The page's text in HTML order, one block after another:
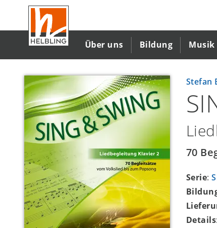
Inhalt
Über uns Bildung Musik
Stefan
70
Serie:
Details